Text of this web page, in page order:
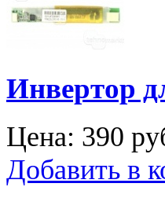
Инвертор
Цена: 390
Добавить в